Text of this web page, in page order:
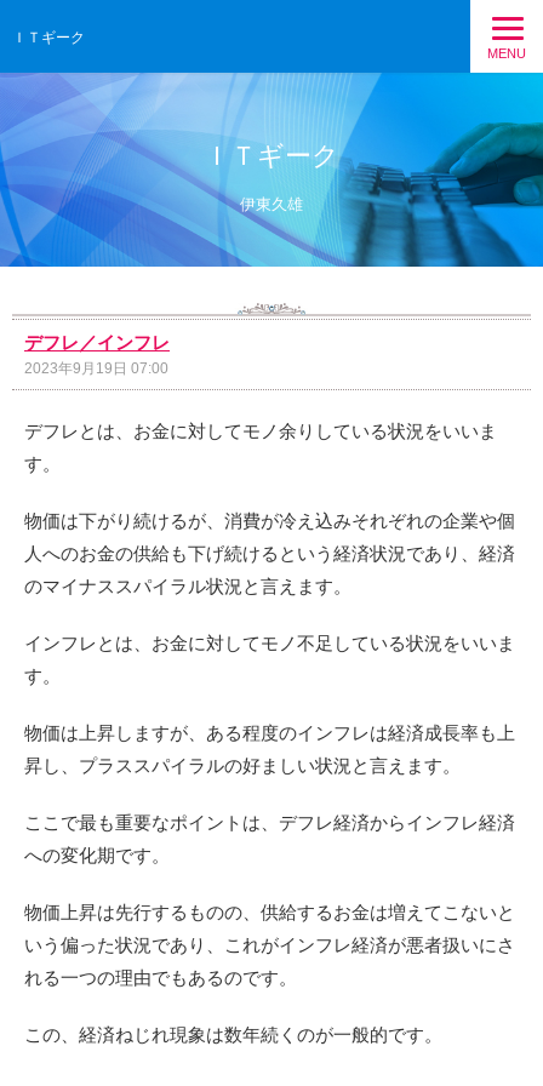
ＩＴギーク
MENU
ＩＴギーク
伊東久雄
デフレ／インフレ
2023年9月19日 07:00
デフレとは、お金に対してモノ余りしている状況をいいま
す。
物価は下がり続けるが、消費が冷え込みそれぞれの企業や個
人へのお金の供給も下げ続けるという経済状況であり、経済
のマイナススパイラル状況と言えます。
インフレとは、お金に対してモノ不足している状況をいいま
す。
物価は上昇しますが、ある程度のインフレは経済成長率も上
昇し、プラススパイラルの好ましい状況と言えます。
ここで最も重要なポイントは、デフレ経済からインフレ経済
への変化期です。
物価上昇は先行するものの、供給するお金は増えてこないと
いう偏った状況であり、これがインフレ経済が悪者扱いにさ
れる一つの理由でもあるのです。
この、経済ねじれ現象は数年続くのが一般的です。